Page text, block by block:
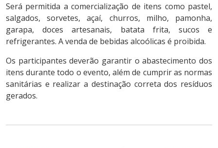
Será permitida a comercialização de itens como pastel,
salgados, sorvetes, açaí, churros, milho, pamonha,
garapa, doces artesanais, batata frita, sucos e
refrigerantes. A venda de bebidas alcoólicas é proibida.
Os participantes deverão garantir o abastecimento dos
itens durante todo o evento, além de cumprir as normas
sanitárias e realizar a destinação correta dos resíduos
gerados.